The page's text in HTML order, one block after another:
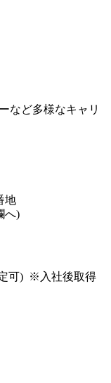
など多様なキャリ
地
へ)
可)  ※入社後取得